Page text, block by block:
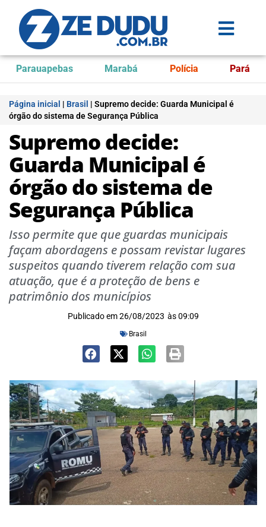
Parauapebas Marabá Polícia Pará
Página inicial | Brasil | Supremo decide: Guarda Municipal é
órgão do sistema de Segurança Pública
Supremo decide:
Guarda Municipal é
órgão do sistema de
Segurança Pública
Isso permite que que guardas municipais
façam abordagens e possam revistar lugares
suspeitos quando tiverem relação com sua
atuação, que é a proteção de bens e
patrimônio dos municípios
Publicado em 26/08/2023 às 09:09
Brasil